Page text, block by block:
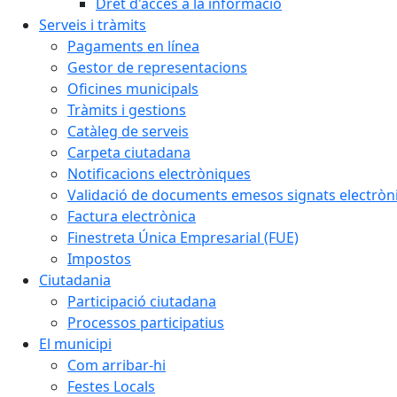
Serveis i tràmits
Pagaments en línea
Gestor de representacions
Oficines municipals
Tràmits i gestions
Catàleg de serveis
Carpeta ciutadana
Notificacions electròniques
Validació de documents emesos signats
Factura electrònica
Finestreta Única Empresarial (FUE)
Impostos
Ciutadania
Participació ciutadana
Processos participatius
El municipi
Com arribar-hi
Festes Locals